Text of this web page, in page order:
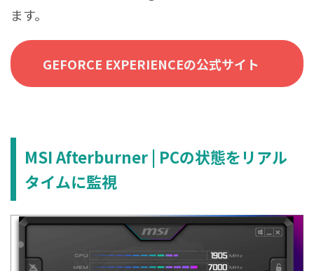
ます。
GEFORCE EXPERIENCEの公式サイト
MSI Afterburner | PCの状態をリアル
タイムに監視